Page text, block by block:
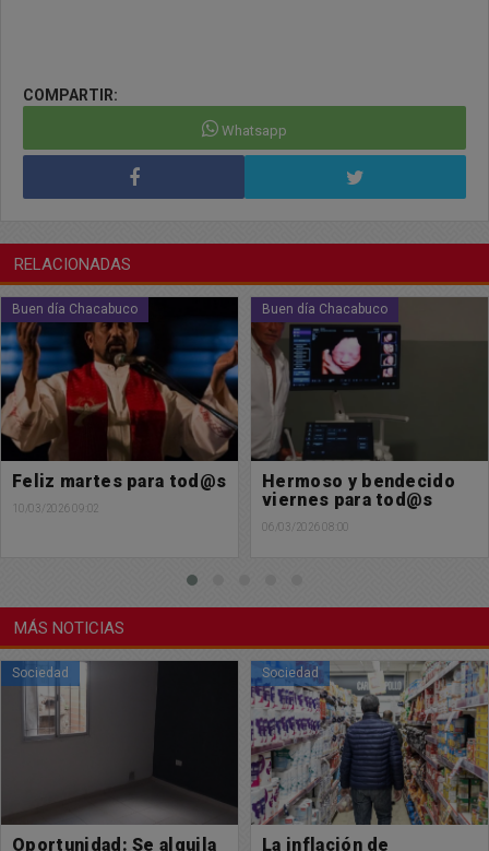
COMPARTIR:
Whatsapp
RELACIONADAS
Buen día Chacabuco
Hermoso y bendecido
viernes para tod@s
Buen día Chacabuco
Muy feliz día del
hermano
04/03/2026 00:06
MÁS NOTICIAS
Sociedad
La inflación de
Sociedad
Oportunidad Laboral: